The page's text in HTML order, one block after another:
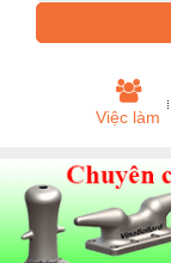
Việc làm